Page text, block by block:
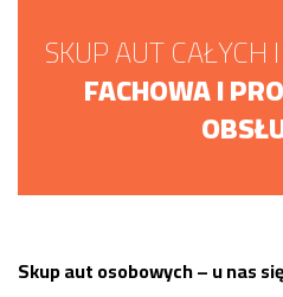
SKUP AUT CAŁYCH
FACHOWA I
Skup aut osobowych – u nas